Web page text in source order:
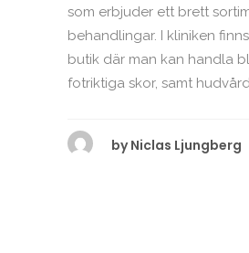
som erbjuder ett brett
behandlingar. I kliniken
butik där man kan handla
fotriktiga skor, samt
by Niclas Ljungberg